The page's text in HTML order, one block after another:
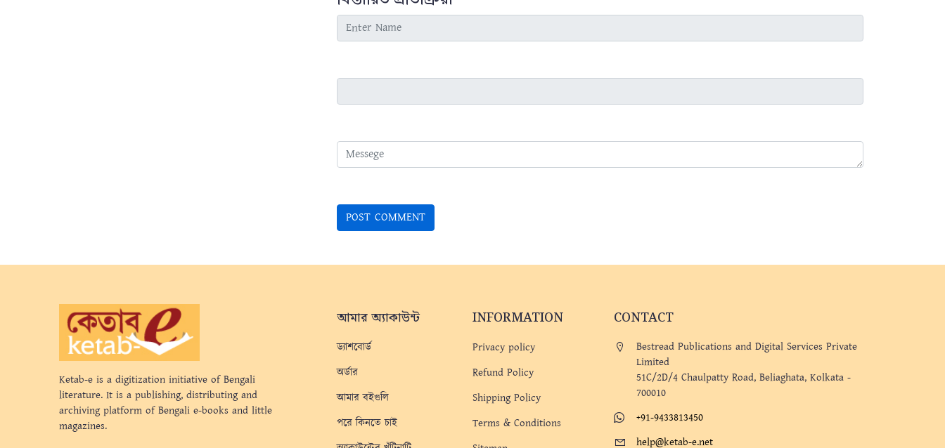
Ketab-e is a digitization initiative of Bengali
literature. It is a publishing, distributing and
archiving platform of Bengali e-books and little
magazines.
আমার অ্যাকাউন্ট
ড্যাশবোর্ড
অর্ডার
আমার বইগুলি
পরে কিনতে চাই
INFORMATION
Privacy policy
Refund Policy
Shipping Policy
Terms & Conditions
CONTACT
Bestread Publications and Digital Services Private
Limited
51C/2D/4 Chaulpatty Road, Beliaghata, Kolkata -
700010
+91-9433813450
help@ketab-e.net